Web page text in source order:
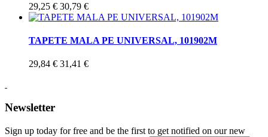
29,25 € 30,79 €
TAPETE MALA PE UNIVERSAL, 101902M
29,84 € 31,41 €
Newsletter
Sign up today for free and be the first to get notified on our new